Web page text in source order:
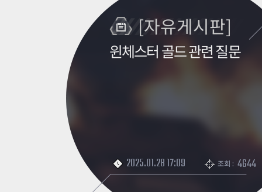
[자유게시판]
윈체스터 골드 관련 질문
2025.01.28 17:09 조회 : 4644